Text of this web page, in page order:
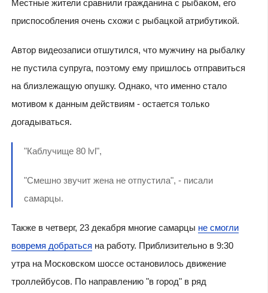
Местные жители сравнили гражданина с рыбаком, его
приспособления очень схожи с рыбацкой атрибутикой.
Автор видеозаписи отшутился, что мужчину на рыбалку
не пустила супруга, поэтому ему пришлось отправиться
на близлежащую опушку. Однако, что именно стало
мотивом к данным действиям - остается только
догадываться.
"Каблучище 80 lvl",
"Смешно звучит жена не отпустила", - писали
самарцы.
Также в четверг, 23 декабря многие самарцы не смогли
вовремя добраться на работу. Приблизительно в 9:30
утра на Московском шоссе остановилось движение
троллейбусов. По направлению "в город" в ряд